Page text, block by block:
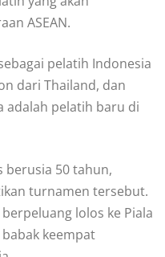
ASEAN.
pelatih Indonesia
dari Thailand, dan
adalah pelatih baru di
berusia 50 tahun,
turnamen tersebut.
lolos ke Piala
keempat